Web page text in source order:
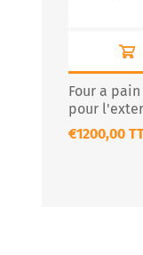
Four a
pour
Noir
€1200,00